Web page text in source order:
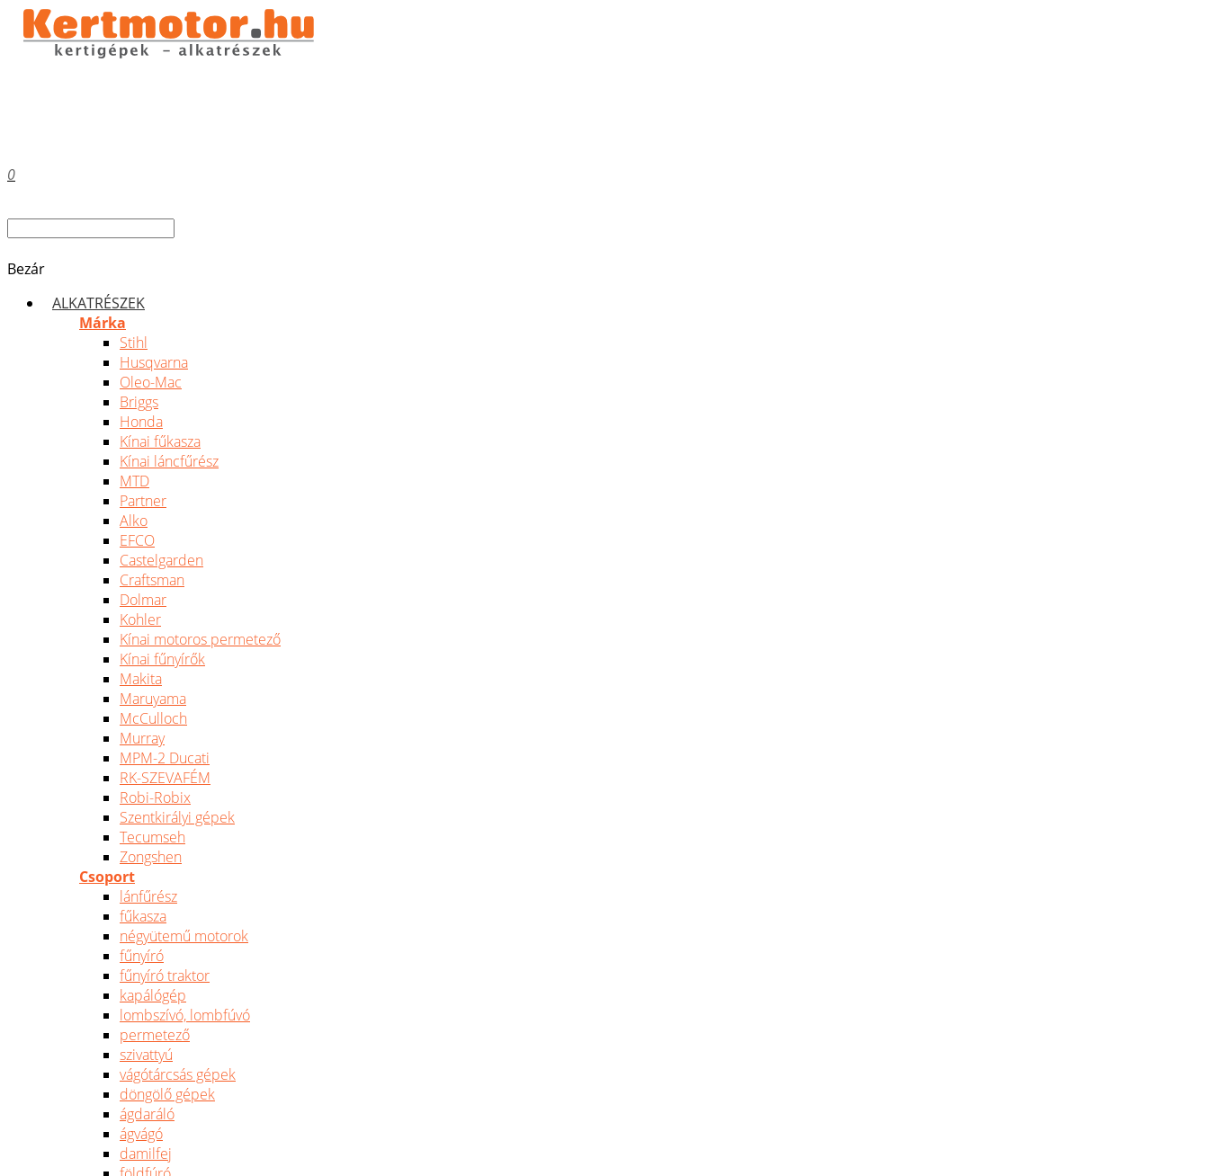
0
Bezár
ALKATRÉSZEK
Márka
Stihl
Husqvarna
Oleo-Mac
Briggs
Honda
Kínai fűkasza
Kínai láncfűrész
MTD
Partner
Alko
EFCO
Castelgarden
Craftsman
Dolmar
Kohler
Kínai motoros permetező
Kínai fűnyírők
Makita
Maruyama
McCulloch
Murray
MPM-2 Ducati
RK-SZEVAFÉM
Robi-Robix
Szentkirályi gépek
Tecumseh
Zongshen
Csoport
lánfűrész
fűkasza
négyütemű motorok
fűnyíró
fűnyíró traktor
kapálógép
lombszívó, lombfúvó
permetező
szivattyú
vágótárcsás gépek
döngölő gépek
ágdaráló
ágvágó
damilfej